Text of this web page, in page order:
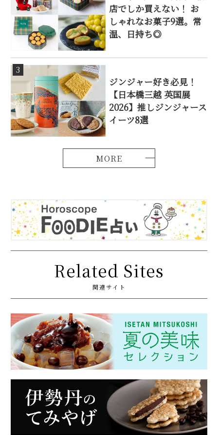
店でしか買えない！ お
しゃれなお菓子9選。常
温、日持ち◎
3
ジンジャー好き必見！
【日本橋三越 英国展
2026】推しジンジャース
イーツ8選
Related Sites
関連サイト